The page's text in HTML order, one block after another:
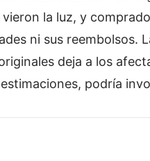
la luz, y
ni sus reembolsos.
deja a los
podría